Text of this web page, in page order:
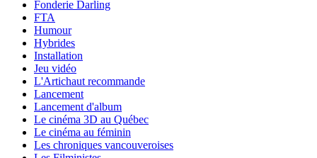
Fonderie Darling
FTA
Humour
Hybrides
Installation
Jeu vidéo
L'Artichaut recommande
Lancement
Lancement d'album
Le cinéma 3D au Québec
Le cinéma au féminin
Les chroniques vancouveroises